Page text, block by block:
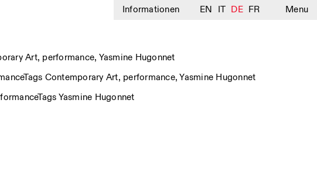
Informationen EN IT DE FR Menu
Art, performance, Yasmine Hugonnet
Tags Contemporary Art, performance,Yasmine Hugonnet
Tags Yasmine Hugonnet